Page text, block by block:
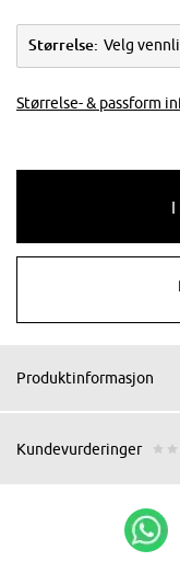
Størrelse: Velg
Størrelse- & passform
I
Produktinformasjon
Kundevurderinger